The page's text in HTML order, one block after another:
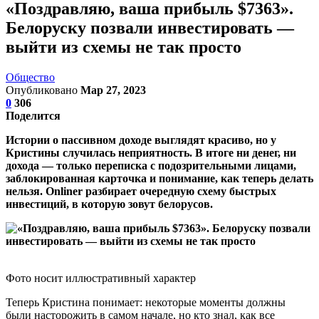
«Поздравляю, ваша прибыль $7363».
Белоруску позвали инвестировать —
выйти из схемы не так просто
Общество
Опубликовано Мар 27, 2023
0 306
Поделится
Истории о пассивном доходе выглядят красиво, но у
Кристины случилась неприятность. В итоге ни денег, ни
дохода — только переписка с подозрительными лицами,
заблокированная карточка и понимание, как теперь делать
нельзя. Onliner разбирает очередную схему быстрых
инвестиций, в которую зовут белорусов.
Фото носит иллюстративный характер
Теперь Кристина понимает: некоторые моменты должны
были насторожить в самом начале, но кто знал, как все